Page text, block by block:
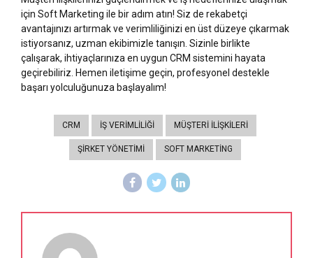
için Soft Marketing ile bir adım atın! Siz de rekabetçi
avantajınızı artırmak ve verimliliğinizi en üst düzeye çıkarmak
istiyorsanız, uzman ekibimizle tanışın. Sizinle birlikte
çalışarak, ihtiyaçlarınıza en uygun CRM sistemini hayata
geçirebiliriz. Hemen iletişime geçin, profesyonel destekle
başarı yolculuğunuza başlayalım!
CRM IŞ VERIMLILIĞI MÜŞTERI İLIŞKILERI
ŞIRKET YÖNETIMI SOFT MARKETING